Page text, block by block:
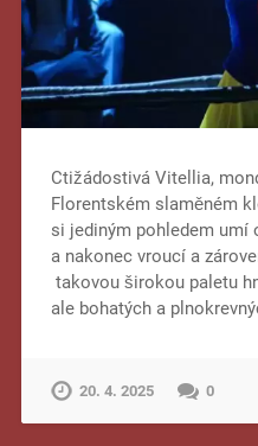
Ctižádostivá Vitellia,
Florentském slaměném
si jediným pohledem umí
a nakonec vroucí a
takovou širokou paletu
ale bohatých a
20. 4. 2025 0